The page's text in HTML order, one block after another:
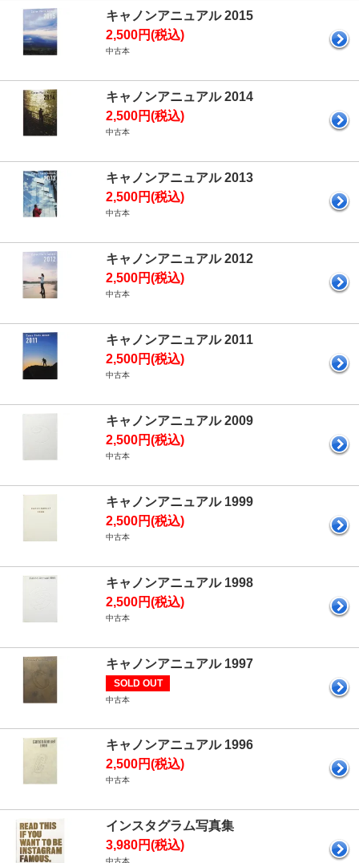
キャノンアニュアル 2015
2,500円(税込)
中古本
キャノンアニュアル 2014
2,500円(税込)
中古本
キャノンアニュアル 2013
2,500円(税込)
中古本
キャノンアニュアル 2012
2,500円(税込)
中古本
キャノンアニュアル 2011
2,500円(税込)
中古本
キャノンアニュアル 2009
2,500円(税込)
中古本
キャノンアニュアル 1999
2,500円(税込)
中古本
キャノンアニュアル 1998
2,500円(税込)
中古本
キャノンアニュアル 1997
SOLD OUT
中古本
キャノンアニュアル 1996
2,500円(税込)
中古本
インスタグラム写真集
3,980円(税込)
中古本